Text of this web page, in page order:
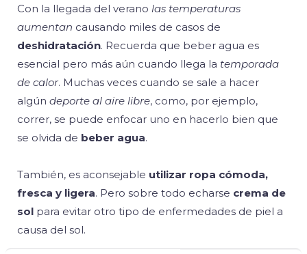
Con la llegada del verano las temperaturas
aumentan causando miles de casos de
deshidratación. Recuerda que beber agua es
esencial pero más aún cuando llega la temporada
de calor. Muchas veces cuando se sale a hacer
algún deporte al aire libre, como, por ejemplo,
correr, se puede enfocar uno en hacerlo bien que
se olvida de beber agua.
También, es aconsejable utilizar ropa cómoda,
fresca y ligera. Pero sobre todo echarse crema de
sol para evitar otro tipo de enfermedades de piel a
causa del sol.